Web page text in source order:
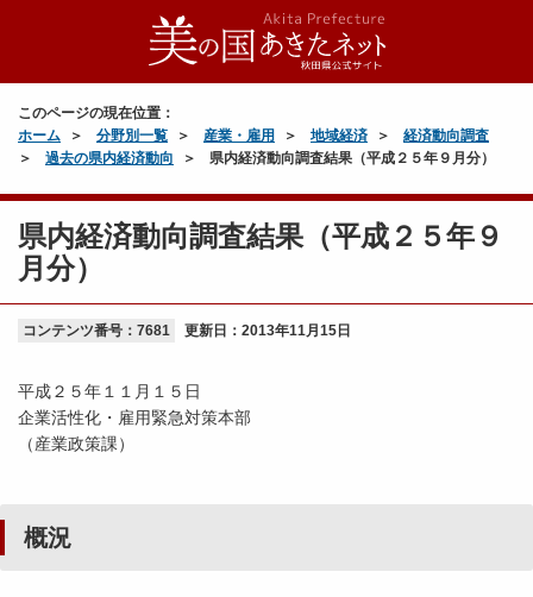
このページの現在位置：
ホーム
分野別一覧 産業・雇用 地域経済
経済動向調査
過去の県内経済動向
県内経済動向調査結果（平成２５年９月分）
県内経済動向調査結果（平成２５年９
月分）
コンテンツ番号：7681 更新日： 2013年11月15日
平成２５年１１月１５日
企業活性化・雇用緊急対策本部
（産業政策課）
概況